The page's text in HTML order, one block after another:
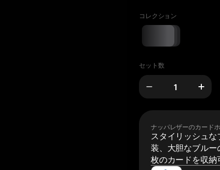
コレクション
セット数
ナッパレザーのカード
スタイリッシュ
装、大胆なブルー
枚のカードを収納